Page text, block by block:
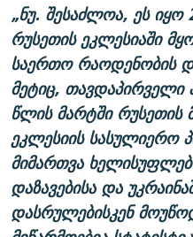
„ნუ. შესაძლოა, ეს იყო
რუსეთის ეკლესიაში
საერთო რაოდენობის
მეტიც, თავდაპირველი
წლის მარტში
ეკლესიის სასულიერო
მიმართვა
დაზავებისა და
დასრულებისკენ